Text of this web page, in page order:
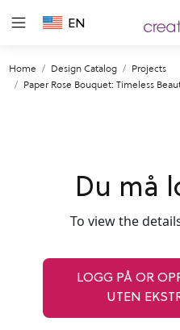
EN
Home Design Catalog
Projects
Paper Rose Bouquet: Timeless
Du må
To view the
LOGG PÅ OR
UTEN